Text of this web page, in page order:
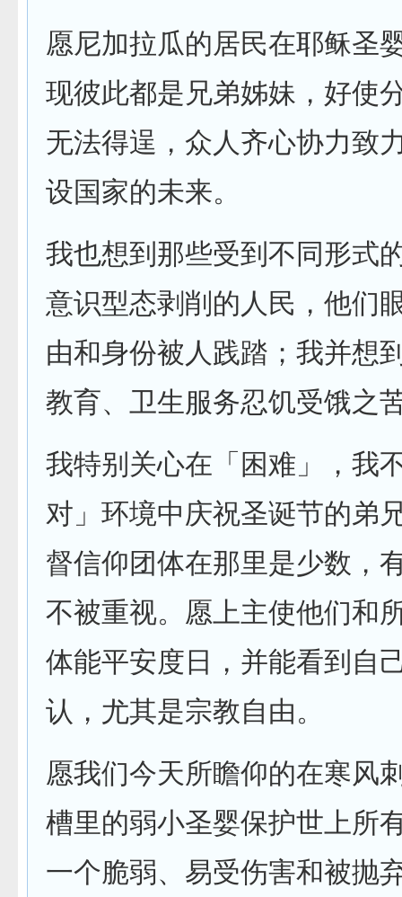
愿尼加拉瓜的居民在耶稣圣
现彼此都是兄弟姊妹，好使
无法得逞，众人齐心协力致
设国家的未来。
我也想到那些受到不同形式
意识型态剥削的人民，他们
由和身份被人践踏；我并想
教育、卫生服务忍饥受饿之
我特别关心在「困难」，我
对」环境中庆祝圣诞节的弟
督信仰团体在那里是少数，
不被重视。愿上主使他们和
体能平安度日，并能看到自
认，尤其是宗教自由。
愿我们今天所瞻仰的在寒风
槽里的弱小圣婴保护世上所
一个脆弱、易受伤害和被抛